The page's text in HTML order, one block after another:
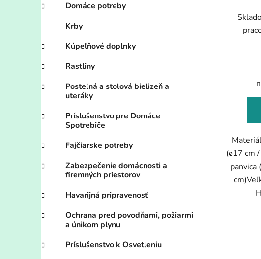
Domáce potreby
Krby
Kúpeľňové doplnky
Rastliny
Posteľná a stolová bielizeň a
uteráky
Príslušenstvo pre Domáce
Spotrebiče
Fajčiarske potreby
Zabezpečenie domácnosti a
firemných priestorov
Havarijná pripravenosť
Ochrana pred povodňami, požiarmi
a únikom plynu
Príslušenstvo k Osvetleniu
(ø17 cm
panvica